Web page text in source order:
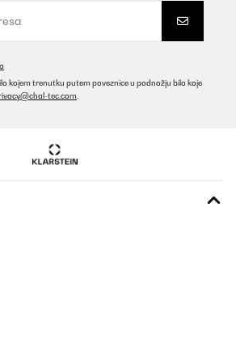
kojem trenutku putem poveznice u podnožju bilo koje
tec.com